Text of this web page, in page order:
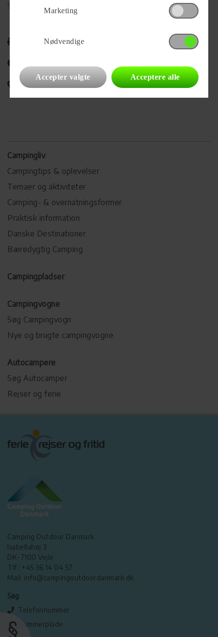
Se alle 441 vogne for forhandleren
Udskriv
Campingvognens placering
Campingliv
Campingtips & oplevelser
Temaer og aktiviteter
Camping- & overnatningsformer
Praktisk information
Danske Destinationer
Bæredygtig Camping
Campingpladser
Campingvogne
Søg Campingvogn
Nye og brugte campingvogne
Autocampere
Søg Autocamper
Rejser og ferie
Camping Outdoor Danmark
Isabellahøj 3
DK-7100 Vejle
Tlf.: +45 36 14 04 57
Mail: info@campingoutdoordanmark.dk
Søg
Telefonnummer
Nummerplade
Marketing
Nødvendige
Accepter valgte Acceptere alle